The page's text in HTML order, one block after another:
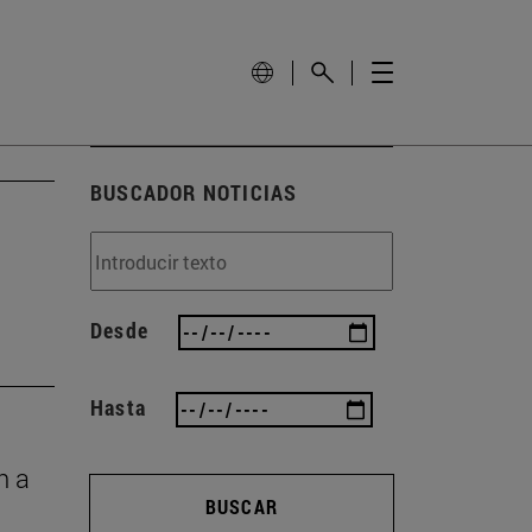
a
BUSCADOR NOTICIAS
Desde
Hasta
BUSCAR